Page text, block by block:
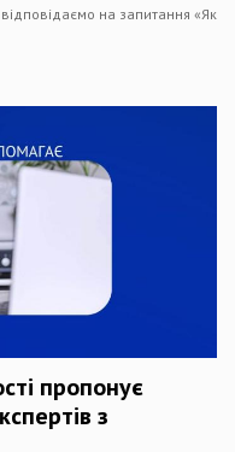
на запитання «Як
пропонує
з